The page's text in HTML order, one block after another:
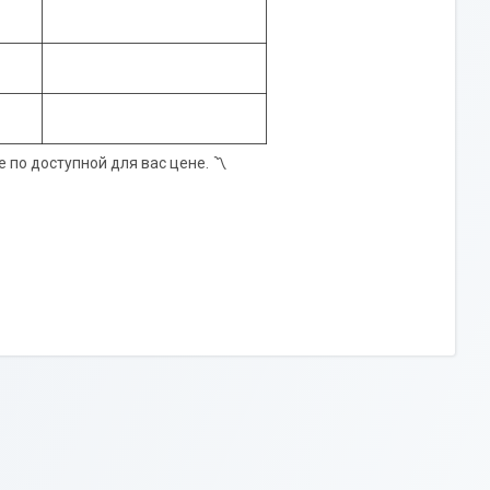
доступной для вас цене. 〽️